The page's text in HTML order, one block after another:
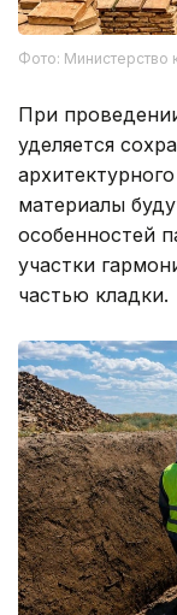
Фото: Министерство
При
уделяется
материалы
особенностей
участки
частью кладки.